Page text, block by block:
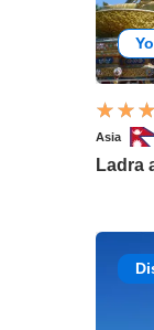
Asia
Ladra